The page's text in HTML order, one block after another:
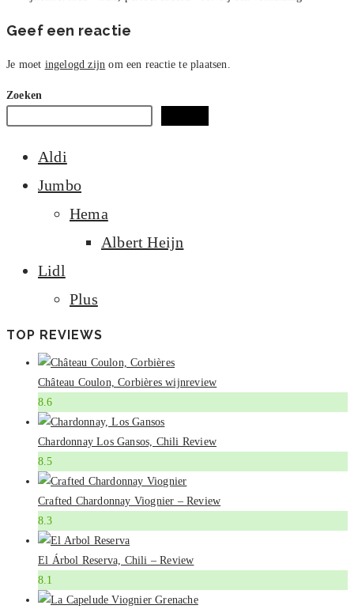
site
zoekpaneel
sluiten.
Geef een reactie
Je moet ingelogd zijn om een reactie te plaatsen.
Zoeken
Aldi
Jumbo
Hema
Albert Heijn
Lidl
Plus
TOP REVIEWS
Château Coulon, Corbières wijnreview
8.6
Chardonnay Los Gansos, Chili Review
8.5
Crafted Chardonnay Viognier – Review
8.3
El Árbol Reserva, Chili – Review
8.1